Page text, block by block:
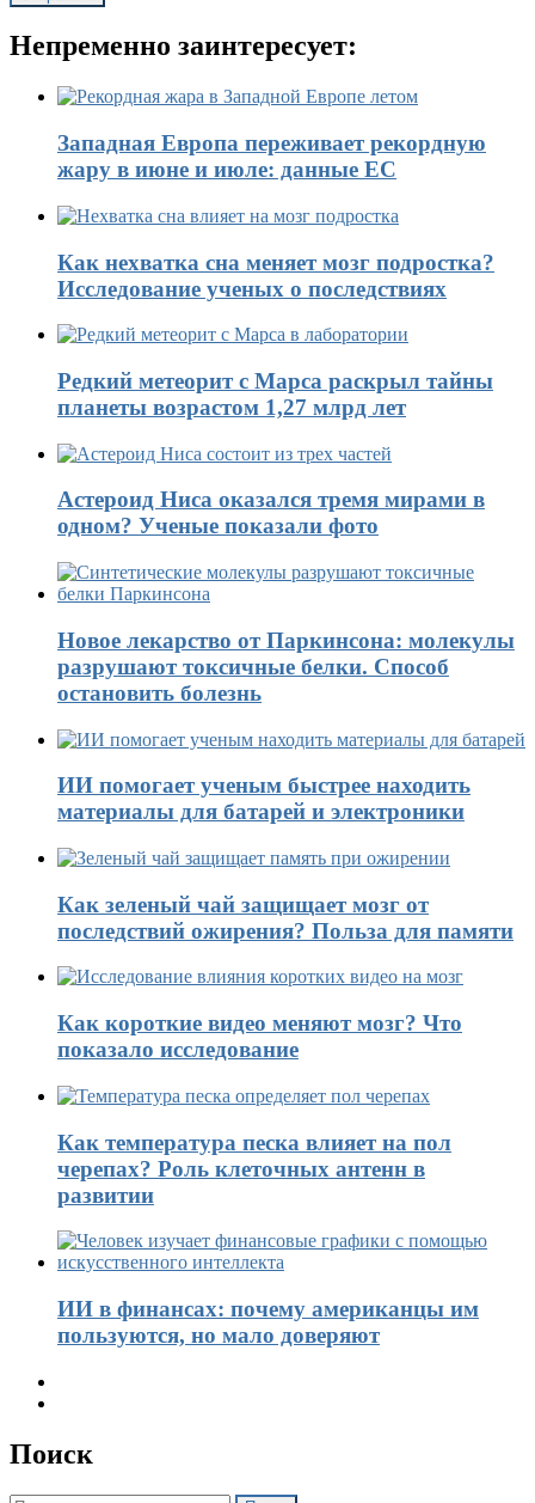
Непременно заинтересует:
Западная Европа переживает рекордную
жару в июне и июле: данные ЕС
Как нехватка сна меняет мозг подростка?
Исследование ученых о последствиях
Редкий метеорит с Марса раскрыл тайны
планеты возрастом 1,27 млрд лет
Астероид Ниса оказался тремя мирами в
одном? Ученые показали фото
Новое лекарство от Паркинсона: молекулы
разрушают токсичные белки. Способ
остановить болезнь
ИИ помогает ученым быстрее находить
материалы для батарей и электроники
Как зеленый чай защищает мозг от
последствий ожирения? Польза для памяти
Как короткие видео меняют мозг? Что
показало исследование
Как температура песка влияет на пол
черепах? Роль клеточных антенн в
развитии
ИИ в финансах: почему американцы им
пользуются, но мало доверяют
Поиск